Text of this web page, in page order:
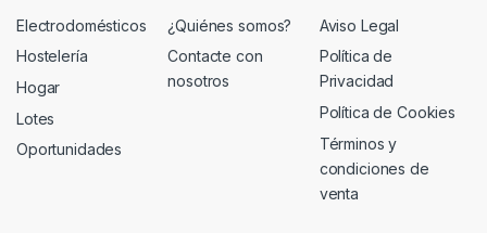
Electrodomésticos
Hostelería
Hogar
Lotes
Oportunidades
¿Quiénes somos?
Contacte con
nosotros
Aviso Legal
Política de
Privacidad
Política de Cookies
Términos y
condiciones de
venta